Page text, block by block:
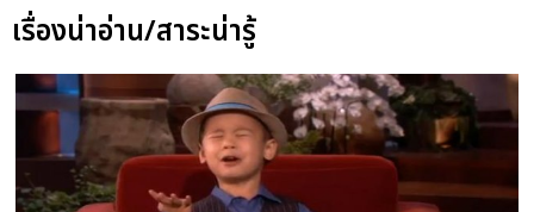
เรื่องน่าอ่าน/สาระน่ารู้